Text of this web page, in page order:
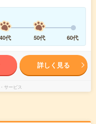
40代 50代 60代
詳しく見る
サービス